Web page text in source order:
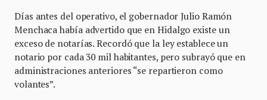
Días antes del operativo, el gobernador Julio Ramón
Menchaca había advertido que en Hidalgo existe un
exceso de notarías. Recordó que la ley establece un
notario por cada 30 mil habitantes, pero subrayó que en
administraciones anteriores “se repartieron como
volantes”.